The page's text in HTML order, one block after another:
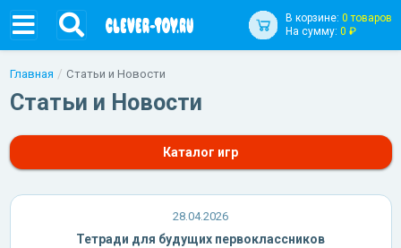
В корзине: 0 товаров
На сумму: 0 ₽
Главная Статьи и Новости
Статьи и Новости
Каталог игр
28.04.2026
Тетради для будущих первоклассников